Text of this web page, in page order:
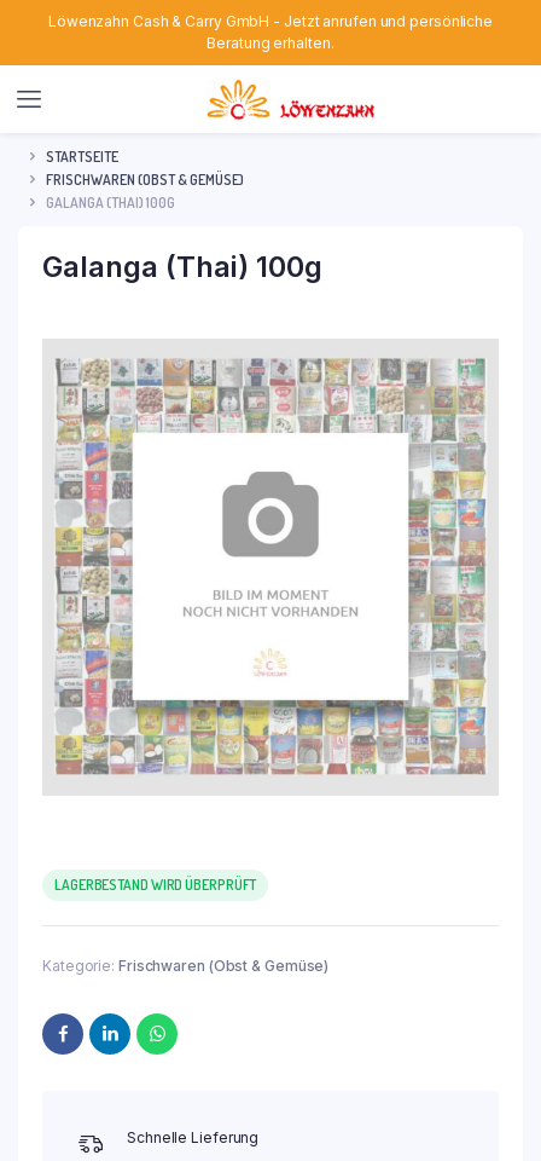
Löwenzahn Cash & Carry GmbH - Jetzt anrufen und persönliche
Beratung erhalten.
STARTSEITE
FRISCHWAREN (OBST & GEMÜSE)
GALANGA (THAI) 100G
Galanga (Thai) 100g
LAGERBESTAND WIRD ÜBERPRÜFT
Kategorie: Frischwaren (Obst & Gemüse)
Schnelle Lieferung